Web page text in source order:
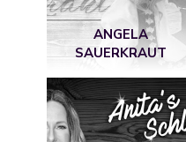
ANGELA
SAUERKRAUT